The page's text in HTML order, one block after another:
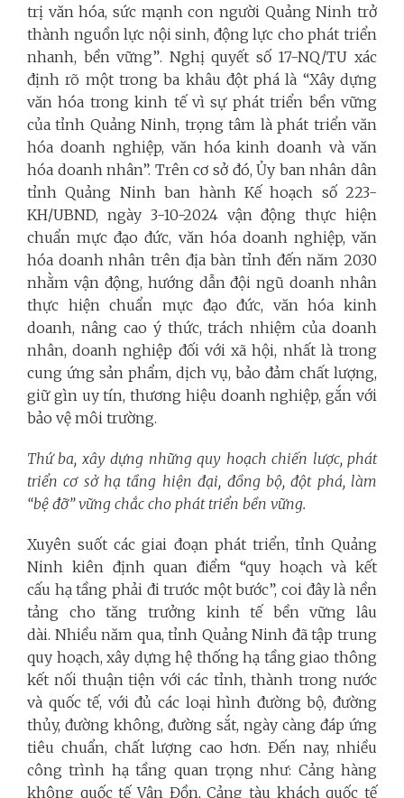
trị văn hóa, sức mạnh con người Quảng Ninh trở
thành nguồn lực nội sinh, động lực cho phát triển
nhanh, bền vững”. Nghị quyết số 17-NQ/TU xác
định rõ một trong ba khâu đột phá là “Xây dựng
văn hóa trong kinh tế vì sự phát triển bền vững
của tỉnh Quảng Ninh, trọng tâm là phát triển văn
hóa doanh nghiệp, văn hóa kinh doanh và văn
hóa doanh nhân”. Trên cơ sở đó, Ủy ban nhân dân
tỉnh Quảng Ninh ban hành Kế hoạch số 223-
KH/UBND, ngày 3-10-2024 vận động thực hiện
chuẩn mực đạo đức, văn hóa doanh nghiệp, văn
hóa doanh nhân trên địa bàn tỉnh đến năm 2030
nhằm vận động, hướng dẫn đội ngũ doanh nhân
thực hiện chuẩn mực đạo đức, văn hóa kinh
doanh, nâng cao ý thức, trách nhiệm của doanh
nhân, doanh nghiệp đối với xã hội, nhất là trong
cung ứng sản phẩm, dịch vụ, bảo đảm chất lượng,
giữ gìn uy tín, thương hiệu doanh nghiệp, gắn với
bảo vệ môi trường.
Thứ ba, xây dựng những quy hoạch chiến lược, phát
triển cơ sở hạ tầng hiện đại, đồng bộ, đột phá, làm
“bệ đỡ” vững chắc cho phát triển bền vững.
Xuyên suốt các giai đoạn phát triển, tỉnh Quảng
Ninh kiên định quan điểm “quy hoạch và kết
cấu hạ tầng phải đi trước một bước”, coi đây là nền
tảng cho tăng trưởng kinh tế bền vững lâu
dài. Nhiều năm qua, tỉnh Quảng Ninh đã tập trung
quy hoạch, xây dựng hệ thống hạ tầng giao thông
kết nối thuận tiện với các tỉnh, thành trong nước
và quốc tế, với đủ các loại hình đường bộ, đường
thủy, đường không, đường sắt, ngày càng đáp ứng
tiêu chuẩn, chất lượng cao hơn. Đến nay, nhiều
công trình hạ tầng quan trọng như: Cảng hàng
không quốc tế Vân Đồn, Cảng tàu khách quốc tế